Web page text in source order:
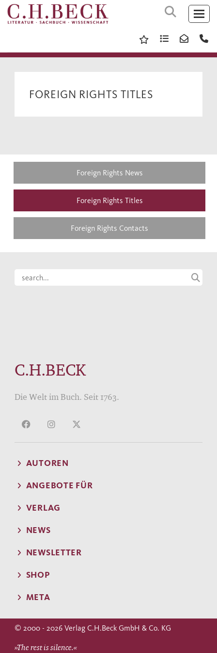
FOREIGN RIGHTS TITLES
Foreign Rights News
Foreign Rights Titles
Foreign Rights Contacts
C.H.BECK
Die Welt im Buch. Seit 1763.
AUTOREN
ANGEBOTE FÜR
VERLAG
NEWS
NEWSLETTER
SHOP
META
© 2000 - 2026 Verlag C.H.Beck GmbH & Co. KG
»The rest is silence.«